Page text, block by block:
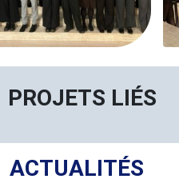
PROJETS LIÉS
ACTUALITÉS